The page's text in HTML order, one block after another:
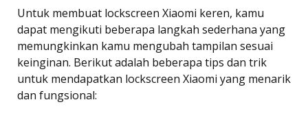
Untuk membuat lockscreen Xiaomi keren, kamu
dapat mengikuti beberapa langkah sederhana yang
memungkinkan kamu mengubah tampilan sesuai
keinginan. Berikut adalah beberapa tips dan trik
untuk mendapatkan lockscreen Xiaomi yang menarik
dan fungsional: